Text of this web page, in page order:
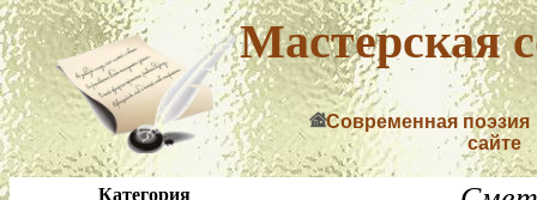
Мастерская
Современная поэзия
сайте
Категория